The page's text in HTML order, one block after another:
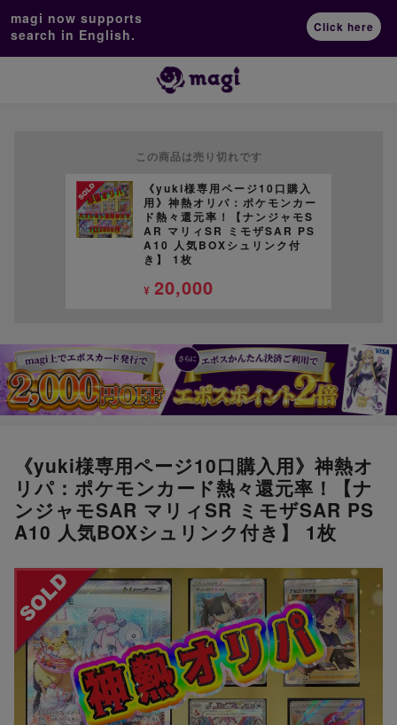
magi now supports
search in English.
Click here
この商品は売り切れです
《yuki様専用ページ10口購入
用》神熱オリパ：ポケモンカー
ド熱々還元率！【ナンジャモS
AR マリィSR ミモザSAR PS
A10 人気BOXシュリンク付
き】 1枚
¥ 20,000
《yuki様専用ページ10口購入用》神熱オ
リパ：ポケモンカード熱々還元率！【ナ
ンジャモSAR マリィSR ミモザSAR PS
A10 人気BOXシュリンク付き】 1枚